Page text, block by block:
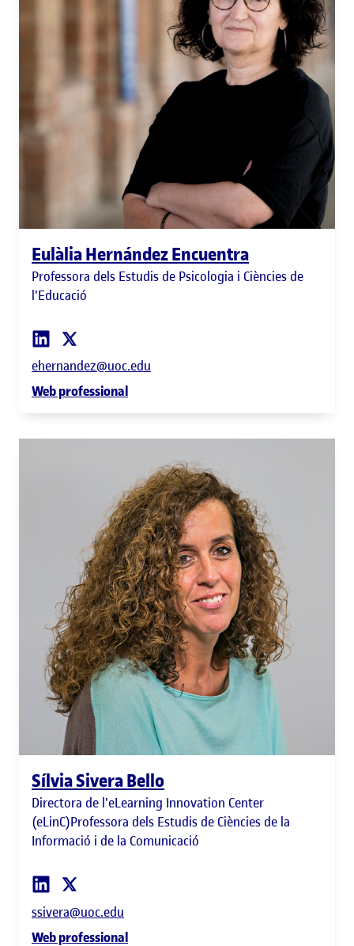
Eulàlia Hernández Encuentra
Professora dels Estudis de Psicologia i Ciències de
l'Educació
ehernandez@uoc.edu
Web professional
Sílvia Sivera Bello
Directora de l'eLearning Innovation Center
(eLinC)Professora dels Estudis de Ciències de la
Informació i de la Comunicació
ssivera@uoc.edu
Web professional